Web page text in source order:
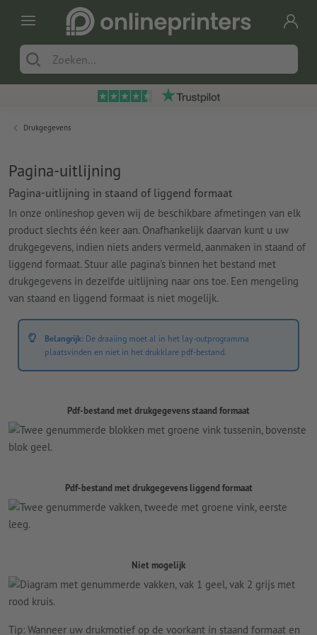
Drukgegevens
Pagina-uitlijning
Pagina-uitlijning in staand of liggend formaat
In onze onlineshop geven wij de beschikbare afmetingen van elk
product slechts één keer aan. Onafhankelijk daarvan kunt u uw
drukgegevens, indien niets anders vermeld, aanmaken in staand of
liggend formaat. Stuur alle pagina's binnen het bestand met
drukgegevens in dezelfde uitlijning naar ons toe. Een mengeling
van staand en liggend formaat is niet mogelijk.
Belangrijk: De draaiing moet al in het lay-outprogramma
plaatsvinden en niet in het drukklare pdf-bestand.
Pdf-bestand met drukgegevens staand formaat
Pdf-bestand met drukgegevens liggend formaat
Niet mogelijk
Tip: Wanneer uw drukmotief op de voorkant in staand formaat en